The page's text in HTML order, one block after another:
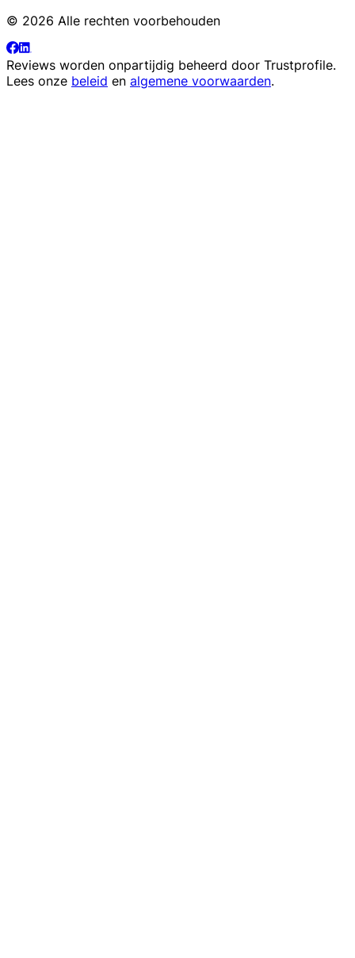
© 2026 Alle rechten voorbehouden
Reviews worden onpartijdig beheerd door Trustprofile.
Lees onze beleid en algemene voorwaarden.